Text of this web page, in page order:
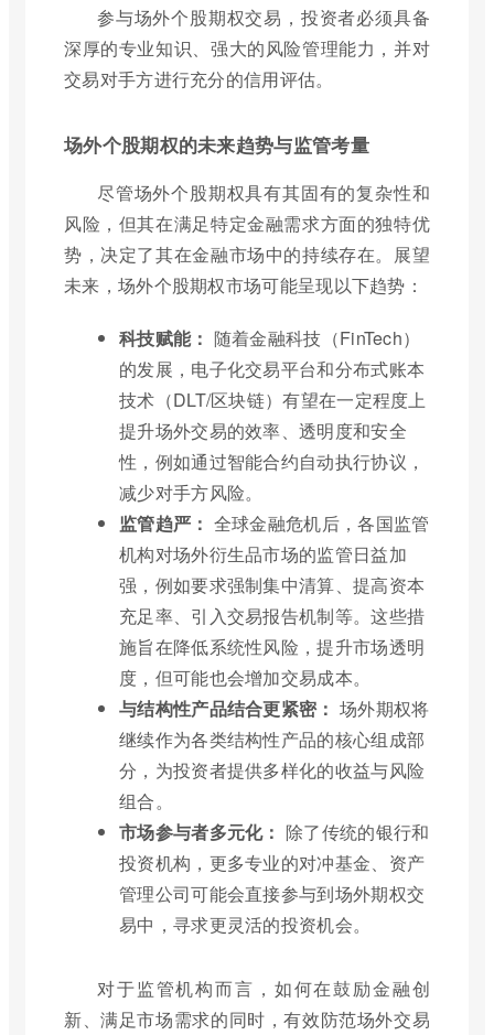
参与场外个股期权交易，投资者必须具备
深厚的专业知识、强大的风险管理能力，并对
交易对手方进行充分的信用评估。
场外个股期权的未来趋势与监管考量
尽管场外个股期权具有其固有的复杂性和
风险，但其在满足特定金融需求方面的独特优
势，决定了其在金融市场中的持续存在。展望
未来，场外个股期权市场可能呈现以下趋势：
科技赋能： 随着金融科技（FinTech）
的发展，电子化交易平台和分布式账本
技术（DLT/区块链）有望在一定程度上
提升场外交易的效率、透明度和安全
性，例如通过智能合约自动执行协议，
减少对手方风险。
监管趋严： 全球金融危机后，各国监管
机构对场外衍生品市场的监管日益加
强，例如要求强制集中清算、提高资本
充足率、引入交易报告机制等。这些措
施旨在降低系统性风险，提升市场透明
度，但可能也会增加交易成本。
与结构性产品结合更紧密： 场外期权将
继续作为各类结构性产品的核心组成部
分，为投资者提供多样化的收益与风险
组合。
市场参与者多元化： 除了传统的银行和
投资机构，更多专业的对冲基金、资产
管理公司可能会直接参与到场外期权交
易中，寻求更灵活的投资机会。
对于监管机构而言，如何在鼓励金融创
新、满足市场需求的同时，有效防范场外交易